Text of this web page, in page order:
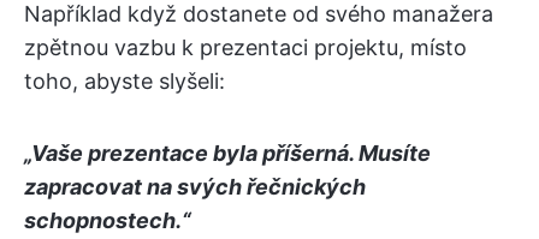
Například když dostanete od svého manažera
zpětnou vazbu k prezentaci projektu, místo
toho, abyste slyšeli:
„Vaše prezentace byla příšerná. Musíte
zapracovat na svých řečnických
schopnostech.“